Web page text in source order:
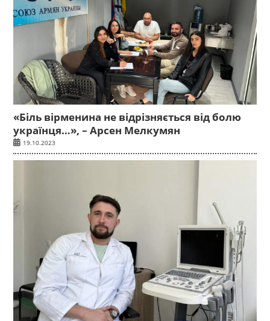
«Біль вірменина не відрізняється від болю
українця…», – Арсен Мелкумян
19.10.2023